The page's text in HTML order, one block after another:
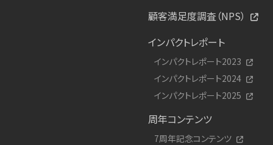
顧客満足度調査（NPS）
インパクトレポート
インパクトレポート2023
インパクトレポート2024
インパクトレポート2025
周年コンテンツ
7周年記念コンテンツ